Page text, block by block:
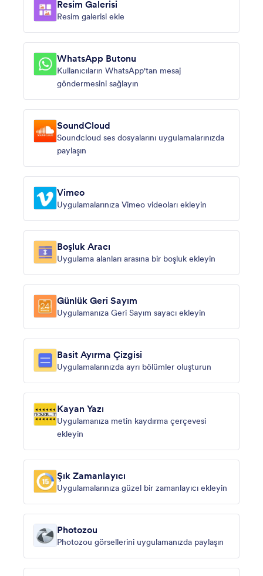
Resim Galerisi
Resim galerisi ekle
WhatsApp Butonu
Kullanıcıların WhatsApp'tan mesaj
göndermesini sağlayın
SoundCloud
Soundcloud ses dosyalarını uygulamalarınızda
paylaşın
Vimeo
Uygulamalarınıza Vimeo videoları ekleyin
Boşluk Aracı
Uygulama alanları arasına bir boşluk ekleyin
Günlük Geri Sayım
Uygulamanıza Geri Sayım sayacı ekleyin
Basit Ayırma Çizgisi
Uygulamalarınızda ayrı bölümler oluşturun
Kayan Yazı
Uygulamanıza metin kaydırma çerçevesi
ekleyin
Şık Zamanlayıcı
Uygulamalarınıza güzel bir zamanlayıcı ekleyin
Photozou
Photozou görsellerini uygulamanızda paylaşın